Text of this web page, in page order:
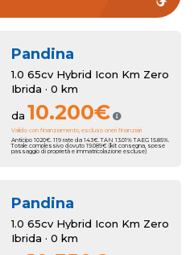
Pandina
1.0 65cv Hybrid Icon Km Zero
Ibrida · 0 km
da 10.200€
Valido con finanziamento, escluso oneri finanziari
Anticipo 1020€. 119 rate da 143€. TAN 13.01% TAEG 15.85%.
Totale complessivo dovuto 19.089€ (kit consegna, spese
passaggio di proprietà e immatricolazione escluse)
Pandina
1.0 65cv Hybrid Icon Km Zero
Ibrida · 0 km